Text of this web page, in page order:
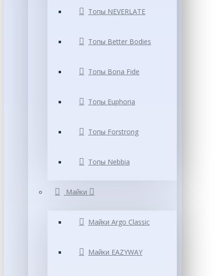
Топы NEVERLATE
Топы Better Bodies
Топы Bona Fide
Топы Euphoria
Топы Forstrong
Топы Nebbia
Майки
Майки Argo Classic
Майки EAZYWAY